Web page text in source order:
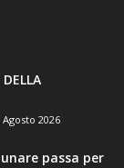
Agosto 2026
passa per